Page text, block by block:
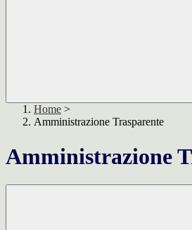
Home >
Amministrazione Trasparente
Amministrazione